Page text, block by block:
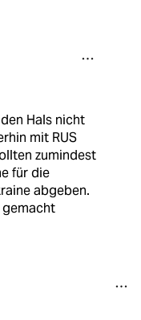
Hals nicht
mit RUS
zumindest
für die
abgeben.
gemacht